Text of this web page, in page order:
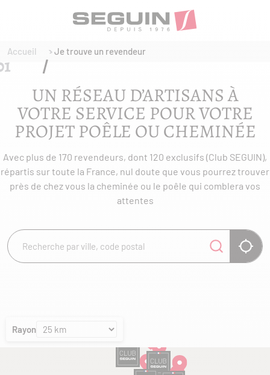
Accueil Je trouve un revendeur
UN RÉSEAU D’ARTISANS À
VOTRE SERVICE POUR VOTRE
PROJET POÊLE OU CHEMINÉE
Avec plus de 170 revendeurs, dont 120 exclusifs (Club SEGUIN),
répartis sur toute la France, nul doute que vous pourrez trouver
près de chez vous la cheminée ou le poêle qui comblera vos
attentes
Rayon